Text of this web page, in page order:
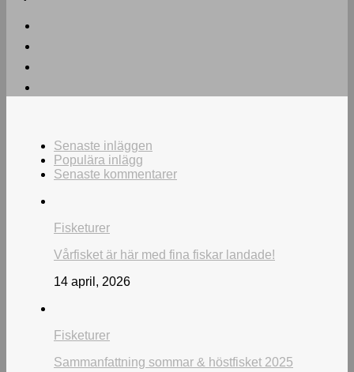
Senaste inläggen
Populära inlägg
Senaste kommentarer
Fisketurer
Vårfisket är här med fina fiskar landade!
14 april, 2026
Fisketurer
Sammanfattning sommar & höstfisket 2025